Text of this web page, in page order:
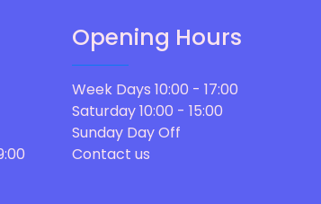
Opening Hours
Week Days 10:00 - 17:00
Saturday10:00 - 15:00
Sunday Day Off
Contact us